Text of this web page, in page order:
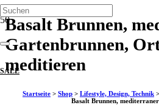
SALE
Basalt Brunnen,
Gartenbrunnen,
meditieren
Startseite > Shop > Lifestyle, Design, Technik >
Basalt Brunnen,